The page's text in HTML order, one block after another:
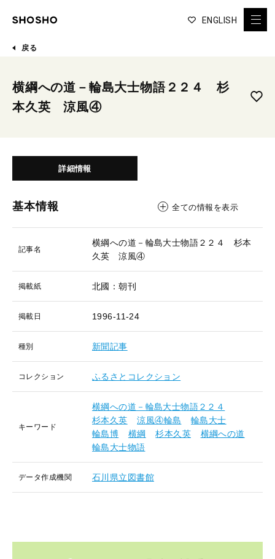
ENGLISH
戻る
横綱への道－輪島大士物語２２４ 杉
本久英 涼風④
詳細情報
基本情報 全ての情報を表示
記事名
横綱への道－輪島大士物語２２４ 杉本
久英 涼風④
掲載紙 北國：朝刊
掲載日 1996-11-24
種別 新聞記事
コレクション ふるさとコレクション
キーワード
横綱への道－輪島大士物語２２４
杉本久英
涼風④輪島
輪島大士
輪島博
横綱 杉本久英
横綱への道
輪島大士物語
データ作成機関 石川県立図書館